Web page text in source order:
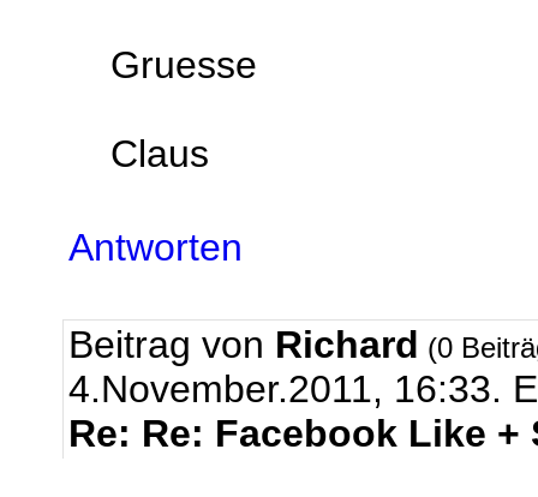
Gruesse
Claus
Antworten
Beitrag von Richard (0
4.November.2011, 16:33.
Re: Re: Facebook Like